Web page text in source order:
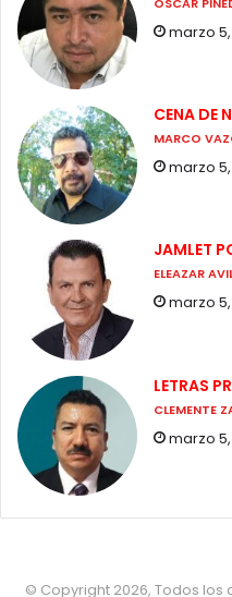
marzo
CENA DE
MARCO
marzo
JAMLET
ELEAZAR
marzo
LETRAS
CLEMENTE
marzo
© Copyright 2026, Todos